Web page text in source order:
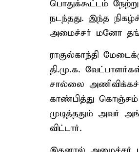
பொதுக்கூட்டம்
நடந்தது. இந்த
அமைச்சர் மனோ
ராகுல்காந்தி
தி.மு.க.
சால்லை
காண்பித்து கொஞ்சம்
முடித்ததும் அவர்
விட்டார்.